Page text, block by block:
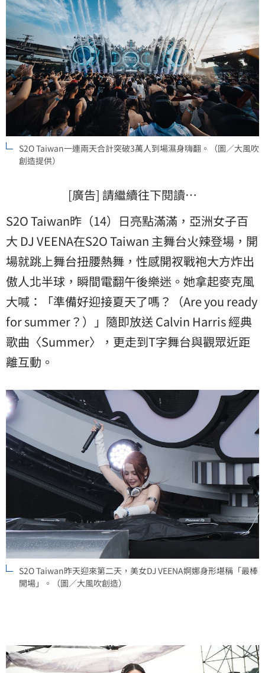
S2O Taiwan一連兩天合計突破3萬人到場濕身嗨翻。（圖／大風吹
創造提供）
[廣告] 請繼續往下閱讀…
S2O Taiwan昨（14）日亮點滿滿，亞洲女子百
大 DJ VEENA在S2O Taiwan 主舞台火辣登場，開
場就跳上舞台扭腰熱舞，性感開衩戰袍大方炸出
傲人北半球，瞬間電翻午後樂迷。她拿起麥克風
大喊：「準備好迎接夏天了嗎？（Are you ready
for summer？）」隨即放送 Calvin Harris 經典
歌曲〈Summer〉，更走到T字舞台與觀眾近距
離互動。
S2O Taiwan昨天迎來第二天，美女DJ VEENA婀娜身形堪稱「最棒
開場」。（圖／大風吹創造）